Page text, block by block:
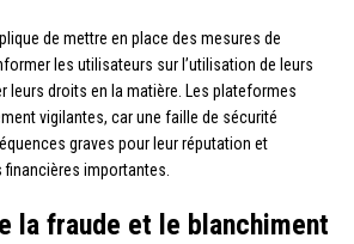
de mettre en place des mesures de
les utilisateurs sur l’utilisation de leurs
leurs droits en la matière. Les plateformes
vigilantes, car une faille de sécurité
graves pour leur réputation et
importantes.
la fraude et le blanchiment